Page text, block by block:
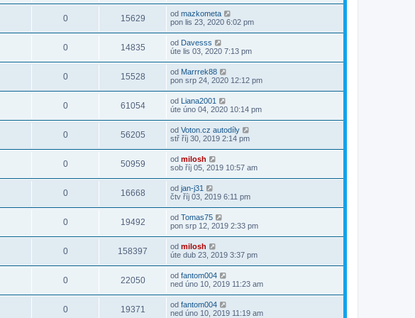
0 15629 od mazkometa
pon lis 23, 2020 6:02 pm
0 14835 od Davesss
úte lis 03, 2020 7:13 pm
0 15528 od Marrrek88
pon srp 24, 2020 12:12 pm
0 61054 od Liana2001
úte úno 04, 2020 10:14 pm
0 56205 od Voton.cz autodíly
stř říj 30, 2019 2:14 pm
0 50959 od milosh
sob říj 05, 2019 10:57 am
0 16668 od jan-j31
čtv říj 03, 2019 6:11 pm
0 19492 od Tomas75
pon srp 12, 2019 2:33 pm
0 158397 od milosh
úte dub 23, 2019 3:37 pm
0 22050 od fantom004
ned úno 10, 2019 11:23 am
0 19371 od fantom004
ned úno 10, 2019 11:19 am